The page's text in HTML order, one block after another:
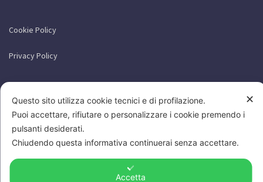
Cookie Policy
Privacy Policy
✕
Questo sito utilizza cookie tecnici e di profilazione.
Puoi accettare, rifiutare o personalizzare i cookie premendo i
pulsanti desiderati.
Chiudendo questa informativa continuerai senza accettare.
Accetta